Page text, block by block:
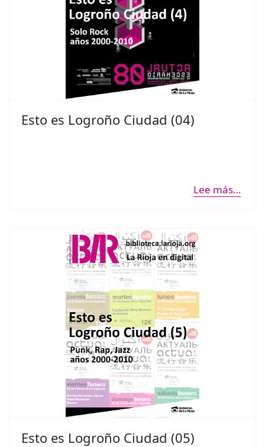
Esto es Logroño Ciudad (04)
Lee más…
Esto es Logroño Ciudad (05)